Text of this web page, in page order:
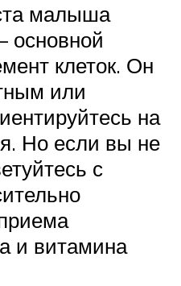
малыша
основной
клеток. Он
или
на
Но если вы не
с
и витамина